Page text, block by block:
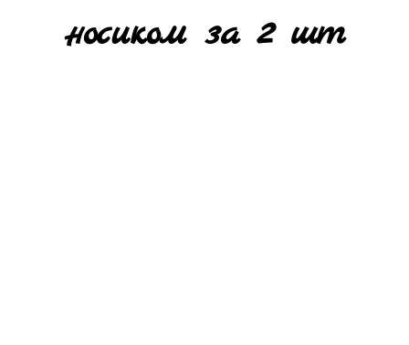
носиком за 2 шт